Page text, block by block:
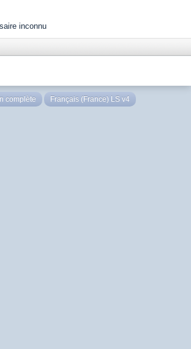
inconnu
complète Français (France) LS v4